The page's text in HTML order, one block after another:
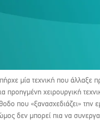
μία τεχνική που άλλαξε
χειρουργική
που «ξανασχεδιάζει»
δεν μπορεί πια να